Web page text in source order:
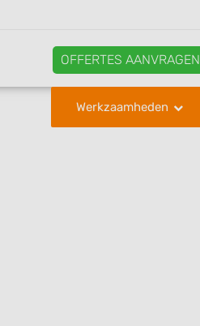
OFFERTES AANVRAGEN
Werkzaamheden